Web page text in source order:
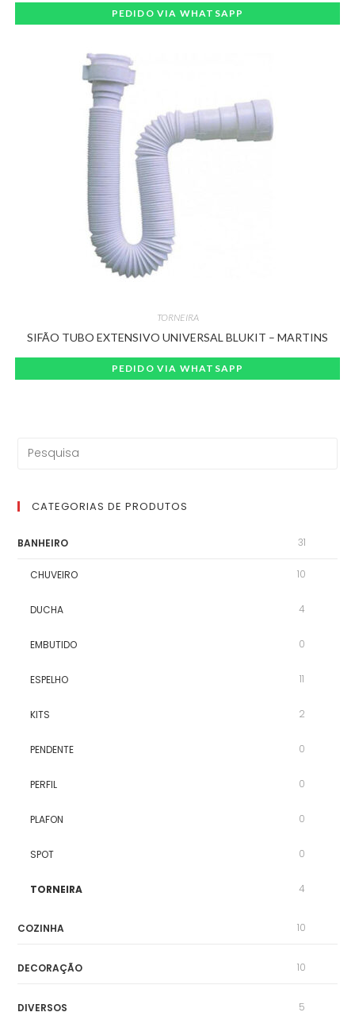
PEDIDO VIA WHATSAPP
TORNEIRA
SIFÃO TUBO EXTENSIVO UNIVERSAL BLUKIT – MARTINS
PEDIDO VIA WHATSAPP
CATEGORIAS DE PRODUTOS
BANHEIRO 31
CHUVEIRO 10
DUCHA 4
EMBUTIDO 0
ESPELHO 11
KITS 2
PENDENTE 0
PERFIL 0
PLAFON 0
SPOT 0
TORNEIRA 4
COZINHA 10
DECORAÇÃO 10
DIVERSOS 5